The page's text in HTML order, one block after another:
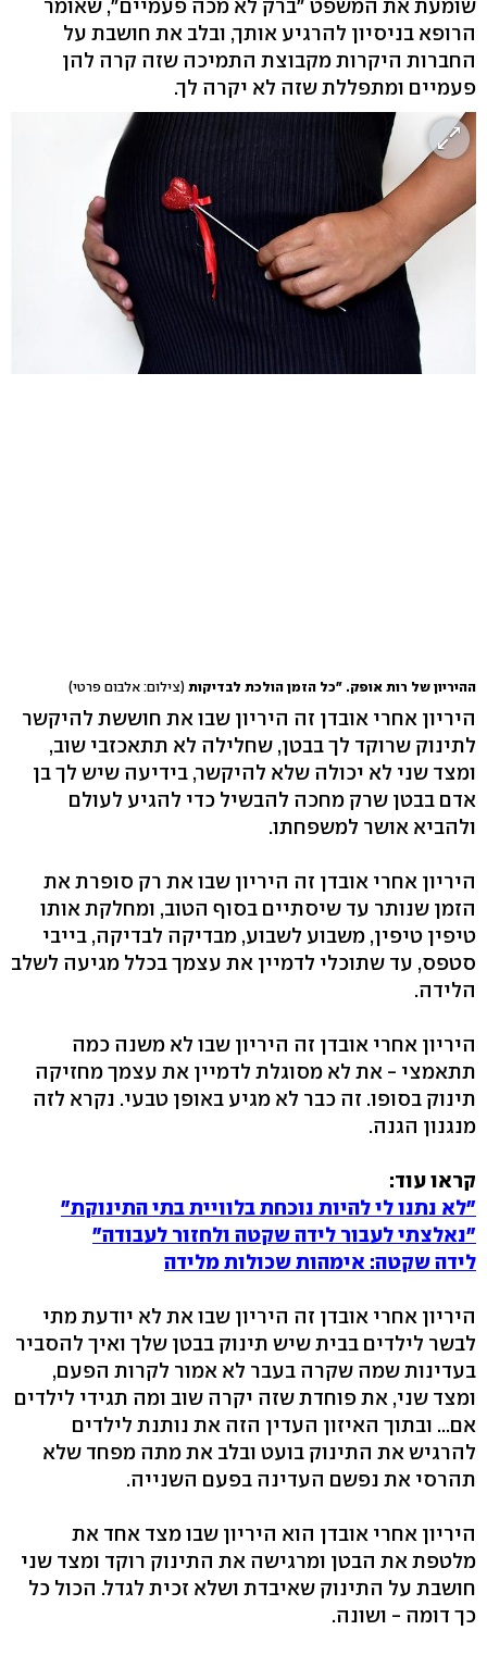
שומעת את המשפט "ברק לא מכה פעמיים", שאומר
הרופא בניסיון להרגיע אותך, ובלב את חושבת על
החברות היקרות מקבוצת התמיכה שזה קרה להן
פעמיים ומתפללת שזה לא יקרה לך.
ההיריון של רות אופק. "כל הזמן הולכת לבדיקות (צילום: אלבום פרטי)
היריון אחרי אובדן זה היריון שבו את חוששת להיקשר
לתינוק שרוקד לך בבטן, שחלילה לא תתאכזבי שוב,
ומצד שני לא יכולה שלא להיקשר, בידיעה שיש לך בן
אדם בבטן שרק מחכה להבשיל כדי להגיע לעולם
ולהביא אושר למשפחתו.
היריון אחרי אובדן זה היריון שבו את רק סופרת את
הזמן שנותר עד שיסתיים בסוף הטוב, ומחלקת אותו
טיפין טיפין, משבוע לשבוע, מבדיקה לבדיקה, בייבי
סטפס, עד שתוכלי לדמיין את עצמך בכלל מגיעה לשלב
הלידה.
היריון אחרי אובדן זה היריון שבו לא משנה כמה
תתאמצי - את לא מסוגלת לדמיין את עצמך מחזיקה
תינוק בסופו. זה כבר לא מגיע באופן טבעי. נקרא לזה
מנגנון הגנה.
קראו עוד:
"לא נתנו לי להיות נוכחת בלוויית בתי התינוקת"
"נאלצתי לעבור לידה שקטה ולחזור לעבודה"
לידה שקטה: אימהות שכולות מלידה
היריון אחרי אובדן זה היריון שבו את לא יודעת מתי
לבשר לילדים בבית שיש תינוק בבטן שלך ואיך להסביר
בעדינות שמה שקרה בעבר לא אמור לקרות הפעם,
ומצד שני, את פוחדת שזה יקרה שוב ומה תגידי לילדים
אם... ובתוך האיזון העדין הזה את נותנת לילדים
להרגיש את התינוק בועט ובלב את מתה מפחד שלא
תהרסי את נפשם העדינה בפעם השנייה.
היריון אחרי אובדן הוא היריון שבו מצד אחד את
מלטפת את הבטן ומרגישה את התינוק רוקד ומצד שני
חושבת על התינוק שאיבדת ושלא זכית לגדל. הכול כל
כך דומה - ושונה.